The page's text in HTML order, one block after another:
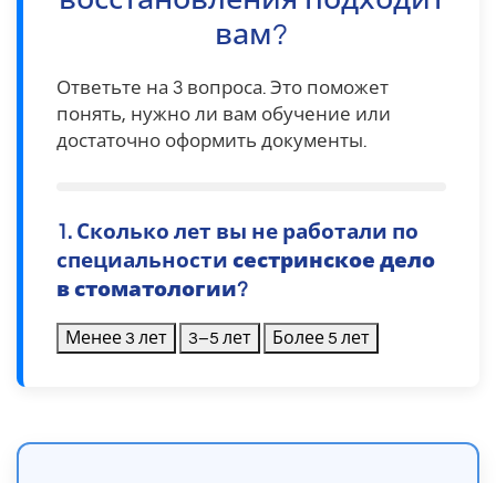
вам?
Ответьте на 3 вопроса. Это поможет
понять, нужно ли вам обучение или
достаточно оформить документы.
1. Сколько лет вы не работали по
специальности сестринское дело
в стоматологии?
Менее 3 лет 3–5 лет Более 5 лет